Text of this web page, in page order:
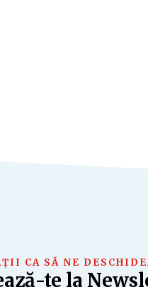
CA SĂ NE
te la